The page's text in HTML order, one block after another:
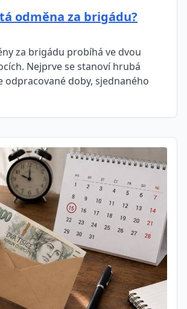
odměna za brigádu?
za brigádu probíhá ve dvou
Nejprve se stanoví hrubá
odpracované doby, sjednaného